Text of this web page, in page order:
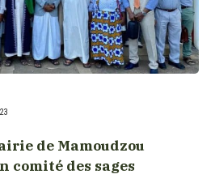
de Mamoudzou
comité des sages